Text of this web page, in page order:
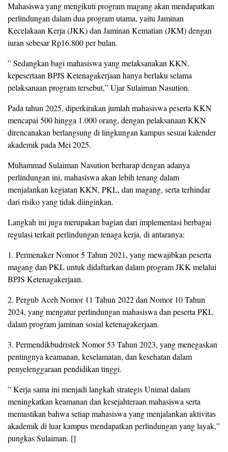
Mahasiswa yang mengikuti program magang akan mendapatkan
perlindungan dalam dua program utama, yaitu Jaminan
Kecelakaan Kerja (JKK) dan Jaminan Kematian (JKM) dengan
iuran sebesar Rp16.800 per bulan.
” Sedangkan bagi mahasiswa yang melaksanakan KKN,
kepesertaan BPJS Ketenagakerjaan hanya berlaku selama
pelaksanaan program tersebut,” Ujar Sulaiman Nasution.
Pada tahun 2025, diperkirakan jumlah mahasiswa peserta KKN
mencapai 500 hingga 1.000 orang, dengan pelaksanaan KKN
direncanakan berlangsung di lingkungan kampus sesuai kalender
akademik pada Mei 2025.
Muhammad Sulaiman Nasution berharap dengan adanya
perlindungan ini, mahasiswa akan lebih tenang dalam
menjalankan kegiatan KKN, PKL, dan magang, serta terhindar
dari risiko yang tidak diinginkan.
Langkah ini juga merupakan bagian dari implementasi berbagai
regulasi terkait perlindungan tenaga kerja, di antaranya:
1. Permenaker Nomor 5 Tahun 2021, yang mewajibkan peserta
magang dan PKL untuk didaftarkan dalam program JKK melalui
BPJS Ketenagakerjaan.
2. Pergub Aceh Nomor 11 Tahun 2022 dan Nomor 10 Tahun
2024, yang mengatur perlindungan mahasiswa dan peserta PKL
dalam program jaminan sosial ketenagakerjaan.
3. Permendikbudristek Nomor 53 Tahun 2023, yang menegaskan
pentingnya keamanan, keselamatan, dan kesehatan dalam
penyelenggaraan pendidikan tinggi.
” Kerja sama ini menjadi langkah strategis Unimal dalam
meningkatkan keamanan dan kesejahteraan mahasiswa serta
memastikan bahwa setiap mahasiswa yang menjalankan aktivitas
akademik di luar kampus mendapatkan perlindungan yang layak,”
pungkas Sulaiman. []